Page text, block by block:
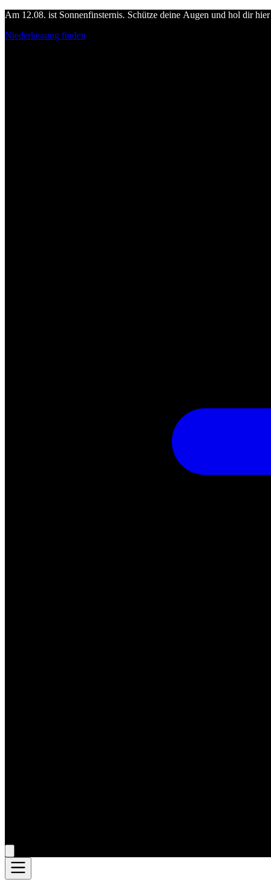
Am 12.08. ist Sonnenfinsternis. Schütze deine Augen und hol dir
Niederlassung finden